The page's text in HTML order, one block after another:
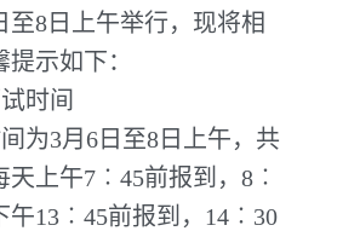
至8日上午举行，现将相
示如下：
时间
为3月6日至8日上午，共
天上午7︰45前报到，8︰
午13︰45前报到，14︰30